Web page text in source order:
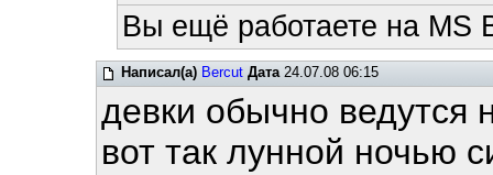
Вы ещё работаете на MS
Написал(а) Bercut Дата24.07.08 06:15
девки обычно ведутся
вот так лунной ночью